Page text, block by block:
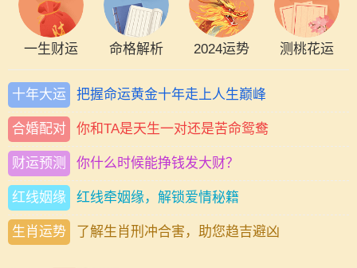
一生财运 命格解析 2024运势 测桃花运
十年大运 把握命运黄金十年走上人生巅峰
合婚配对 你和TA是天生一对还是苦命鸳鸯
财运预测 你什么时候能挣钱发大财？
红线姻缘 红线牵姻缘，解锁爱情秘籍
生肖运势 了解生肖刑冲合害，助您趋吉避凶